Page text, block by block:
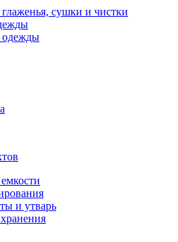
сушки и чистки
одежды
и утварь